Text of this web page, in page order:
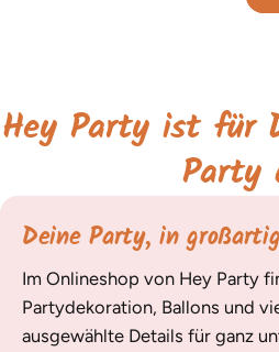
Hey Party ist für
Party
Deine Party, in
Im Onlineshop von Hey Party
Partydekoration, Ballons und
ausgewählte Details für ganz